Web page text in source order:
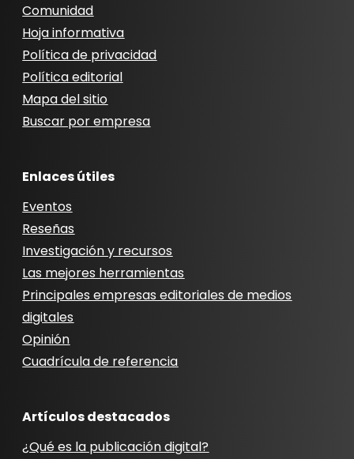
Comunidad
Hoja informativa
Política de privacidad
Política editorial
Mapa del sitio
Buscar por empresa
Enlaces útiles
Eventos
Reseñas
Investigación y recursos
Las mejores herramientas
Principales empresas editoriales de medios
digitales
Opinión
Cuadrícula de referencia
Artículos destacados
¿Qué es la publicación digital?